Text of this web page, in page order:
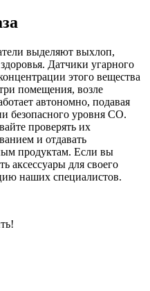
выделяют выхлоп,
Датчики угарного
этого вещества
помещения, возле
автономно, подавая
безопасного уровня CO.
проверять их
и отдавать
продуктам. Если вы
аксессуары для своего
наших специалистов.